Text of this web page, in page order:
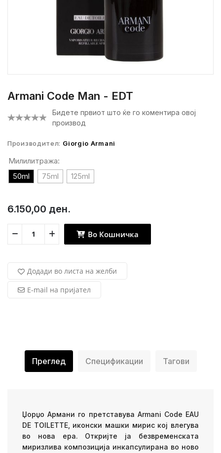
Armani Code Man - EDT
Бидете првиот што ќе го коментира овој
производ
Производител: Giorgio Armani
Милилитража:
50ml
75ml 125ml
6.150,00 ден.
Во Кошничка
Додади во листа на желби
E-mail на пријател
Преглед Спецификации Тагови
Џорџо Армани го претставува Armani Code EAU
DE TOILETTE, иконски машки мирис кој влегува
во нова ера. Откријте ја безвременската
миризлива композиција инкапсулирана во ново